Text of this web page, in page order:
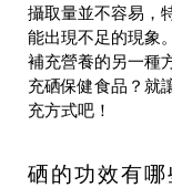
攝取量並不容易，
能出現不足的現象
補充營養的另一種
充硒保健食品？就
充方式吧！
硒的功效有哪